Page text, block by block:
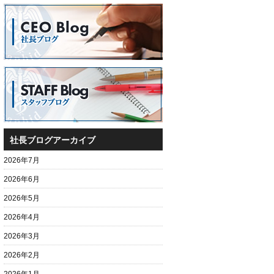
社長ブログアーカイブ
2026年7月
2026年6月
2026年5月
2026年4月
2026年3月
2026年2月